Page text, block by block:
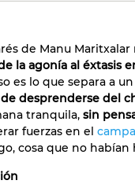
de Manu
la agonía al éxtasis
es lo que separa a
de desprenderse del
tranquila, sin
fuerzas en el
cosa que no habían